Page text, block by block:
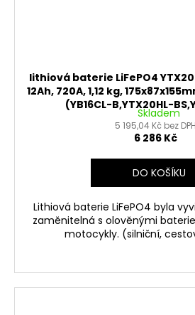
lithiová baterie LiFePO4
12Ah, 720A, 1,12 kg,
(YB16CL-B,YTX20HL-
Skladem
5 195,04 Kč bez DPH
6 286 Kč
DO KOŠÍKU
Lithiová baterie LiFePO4 byla
zaměnitelná s olověnými
motocykly. (silniční,